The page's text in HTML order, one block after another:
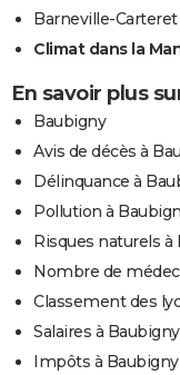
Barneville-Carteret
Climat dans la
En savoir plus
Baubigny
Avis de décès à
Délinquance à
Pollution à
Risques naturels à
Nombre de
Classement des
Salaires à Baubigny
Impôts à Baubigny